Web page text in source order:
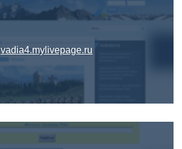
vadia4.mylivepage.ru